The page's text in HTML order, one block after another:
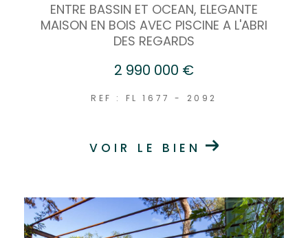
ENTRE BASSIN ET OCEAN, ELEGANTE
MAISON EN BOIS AVEC PISCINE A L'ABRI
DES REGARDS
2 990 000 €
REF : FL 1677 - 2092
VOIR LE BIEN